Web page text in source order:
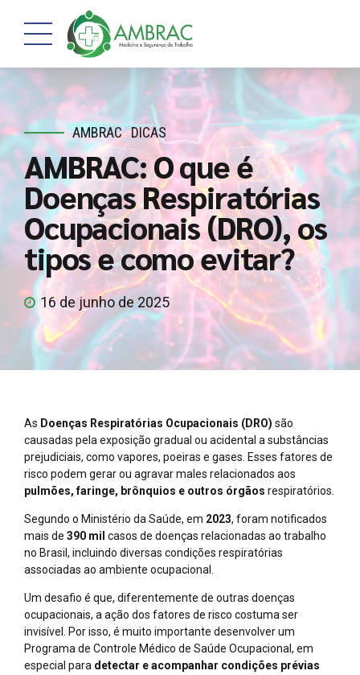
AMBRAC DICAS
AMBRAC: O que é
Doenças Respiratórias
Ocupacionais (DRO), os
tipos e como evitar?
16 de junho de 2025
As Doenças Respiratórias Ocupacionais (DRO) são
causadas pela exposição gradual ou acidental a substâncias
prejudiciais, como vapores, poeiras e gases. Esses fatores de
risco podem gerar ou agravar males relacionados aos
pulmões, faringe, brônquios e outros órgãos respiratórios.
Segundo o Ministério da Saúde, em 2023, foram notificados
mais de 390 mil casos de doenças relacionadas ao trabalho
no Brasil, incluindo diversas condições respiratórias
associadas ao ambiente ocupacional.
Um desafio é que, diferentemente de outras doenças
ocupacionais, a ação dos fatores de risco costuma ser
invisível. Por isso, é muito importante desenvolver um
Programa de Controle Médico de Saúde Ocupacional, em
especial para detectar e acompanhar condições prévias